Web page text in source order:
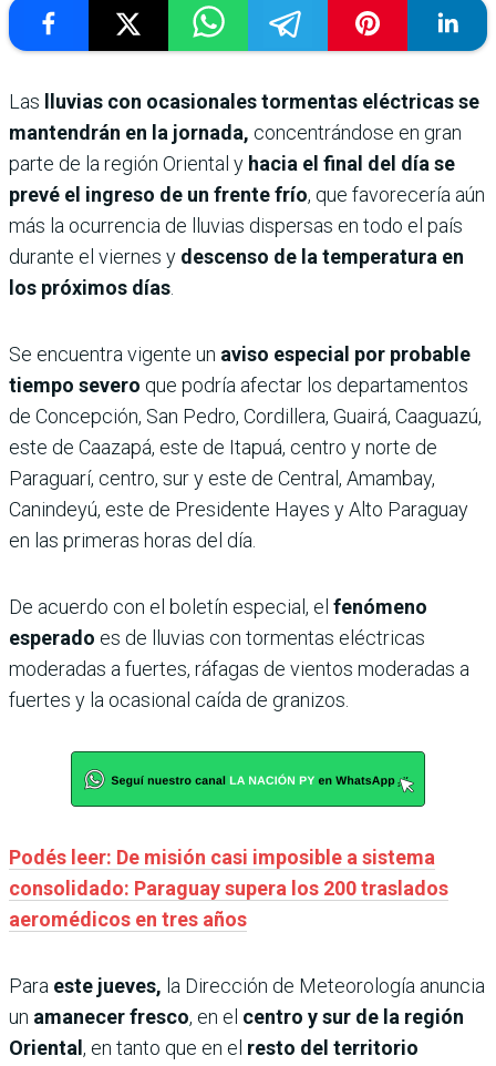
Las
lluvias con ocasionales tormentas eléctricas se
mantendrán en la jornada, concentrándose en gran
parte de la región Oriental y hacia el final del día se
prevé el ingreso de un frente frío, que favorecería aún
más la ocurrencia de lluvias dispersas en todo el país
durante el viernes y descenso de la temperatura en
los próximos días.
Se encuentra vigente un aviso especial por probable
tiempo severo que podría afectar los departamentos
de Concepción, San Pedro, Cordillera, Guairá, Caaguazú,
este de Caazapá, este de Itapuá, centro y norte de
Paraguarí, centro, sur y este de Central, Amambay,
Canindeyú, este de Presidente Hayes y Alto Paraguay
en las primeras horas del día.
De acuerdo con el boletín especial, el fenómeno
esperado es de lluvias con tormentas eléctricas
moderadas a fuertes, ráfagas de vientos moderadas a
fuertes y la ocasional caída de granizos.
Podés leer: De misión casi imposible a sistema
consolidado: Paraguay supera los 200 traslados
aeromédicos en tres años
Para este jueves, la Dirección de Meteorología anuncia
un amanecer fresco, en el centro y sur de la región
Oriental , en tanto que en el resto del territorio